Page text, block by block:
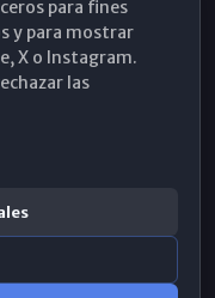
para fines
y para mostrar
X o Instagram.
las